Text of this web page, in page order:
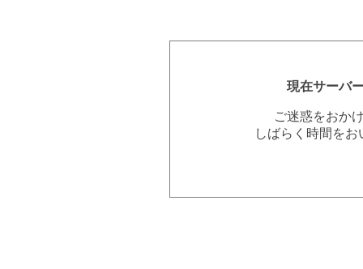
現在サーバ
ご迷惑をおか
しばらく時間を